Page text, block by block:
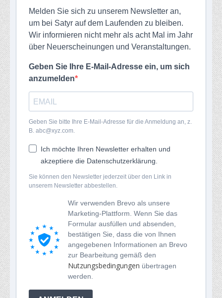
Melden Sie sich zu unserem Newsletter an,
um bei Satyr auf dem Laufenden zu bleiben.
Wir informieren nicht mehr als acht Mal im Jahr
über Neuerscheinungen und Veranstaltungen.
Geben Sie Ihre E-Mail-Adresse ein, um sich
anzumelden
Geben Sie bitte Ihre E-Mail-Adresse für die Anmeldung an, z.
B. abc@xyz.com.
Ich möchte Ihren Newsletter erhalten und
akzeptiere die Datenschutzerklärung.
Sie können den Newsletter jederzeit über den Link in
unserem Newsletter abbestellen.
Wir verwenden Brevo als unsere
Marketing-Plattform. Wenn Sie das
Formular ausfüllen und absenden,
bestätigen Sie, dass die von Ihnen
angegebenen Informationen an Brevo
zur Bearbeitung gemäß den
Nutzungsbedingungen übertragen
werden.